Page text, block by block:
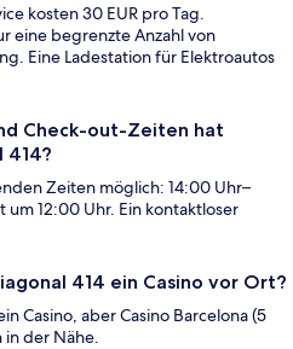
kosten 30 EUR pro Tag.
eine begrenzte Anzahl von
Eine Ladestation für Elektroautos
Check-out-Zeiten hat
414?
Zeiten möglich: 14:00 Uhr–
12:00 Uhr. Ein kontaktloser
414 ein Casino vor Ort?
Casino, aber Casino Barcelona (5
in der Nähe.